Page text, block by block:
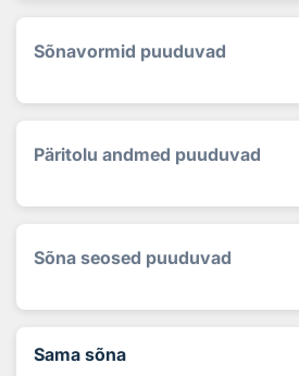
Sõnavormid puuduvad
Päritolu andmed puuduvad
Sõna seosed puuduvad
Sama sõna